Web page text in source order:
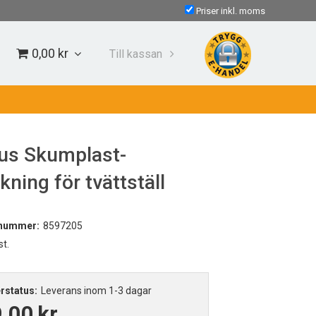
Priser inkl. moms
0,00 kr Till kassan
Skumplast-
för tvättställ
8597205
Leverans inom 1-3 dagar